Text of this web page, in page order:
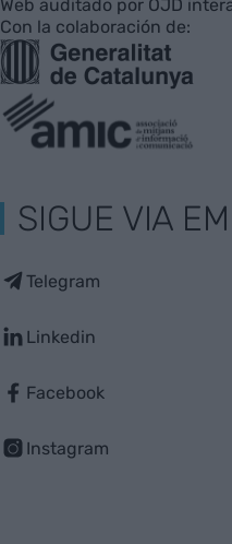
Web auditado por OJD
Con la colaboración de:
SIGUE VIA
Telegram
Linkedin
Facebook
Instagram